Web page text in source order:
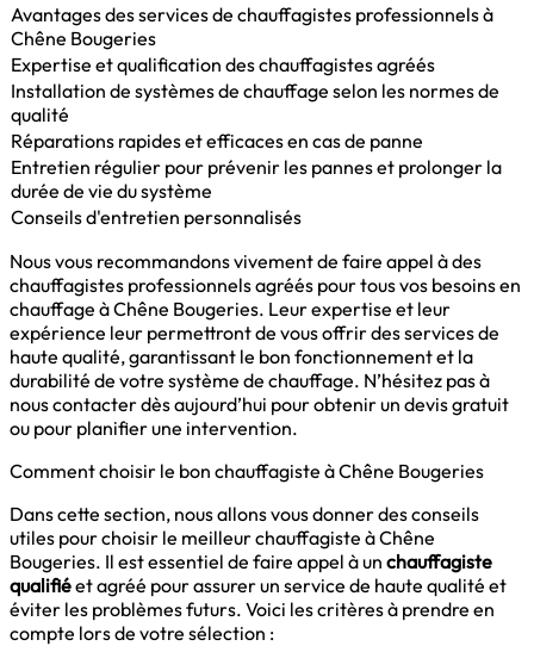
Avantages des services de chauffagistes professionnels à
Chêne Bougeries
Expertise et qualification des chauffagistes agréés
Installation de systèmes de chauffage selon les normes de
qualité
Réparations rapides et efficaces en cas de panne
Entretien régulier pour prévenir les pannes et prolonger la
durée de vie du système
Conseils d'entretien personnalisés
Nous vous recommandons vivement de faire appel à des
chauffagistes professionnels agréés pour tous vos besoins en
chauffage à Chêne Bougeries. Leur expertise et leur
expérience leur permettront de vous offrir des services de
haute qualité, garantissant le bon fonctionnement et la
durabilité de votre système de chauffage. N’hésitez pas à
nous contacter dès aujourd’hui pour obtenir un devis gratuit
ou pour planifier une intervention.
Comment choisir le bon chauffagiste à Chêne Bougeries
Dans cette section, nous allons vous donner des conseils
utiles pour choisir le meilleur chauffagiste à Chêne
Bougeries. Il est essentiel de faire appel à un chauffagiste
qualifiéet agréé pour assurer un service de haute qualité et
éviter les problèmes futurs. Voici les critères à prendre en
compte lors de votre sélection :